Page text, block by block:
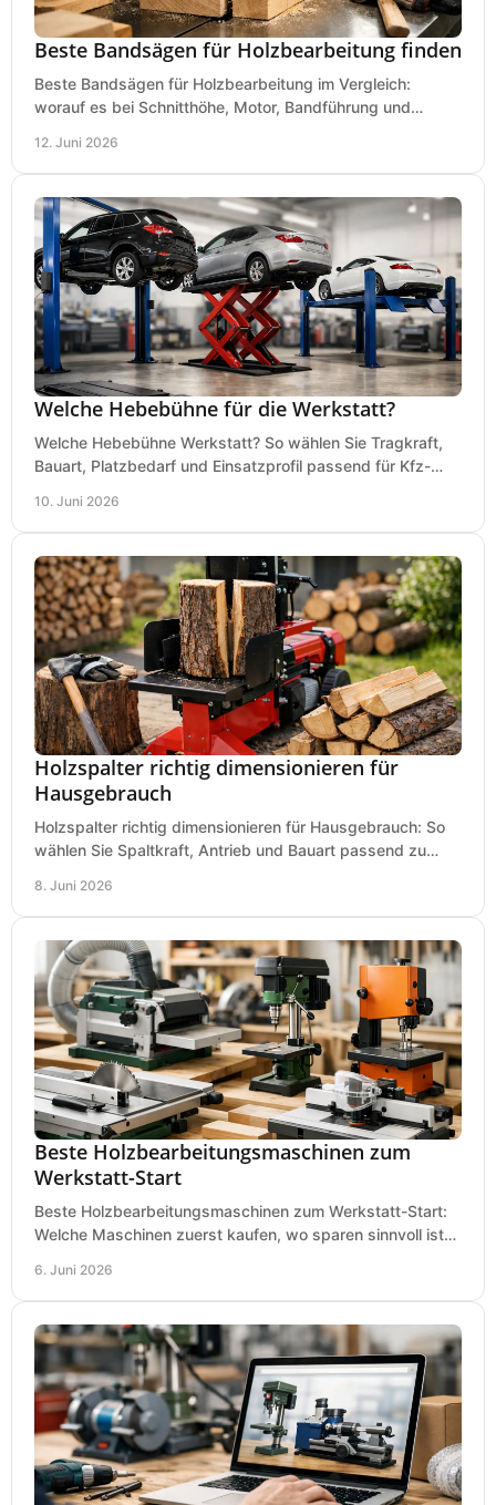
Beste Bandsägen für Holzbearbeitung finden
Beste Bandsägen für Holzbearbeitung im Vergleich:
worauf es bei Schnitthöhe, Motor, Bandführung und
12. Juni 2026
Welche Hebebühne für die Werkstatt?
Welche Hebebühne Werkstatt? So wählen Sie Tragkraft,
Bauart, Platzbedarf und Einsatzprofil passend für Kfz-
10. Juni 2026
Holzspalter richtig dimensionieren für
Hausgebrauch
Holzspalter richtig dimensionieren für Hausgebrauch: So
wählen Sie Spaltkraft, Antrieb und Bauart passend zu
8. Juni 2026
Beste Holzbearbeitungsmaschinen zum
Werkstatt-Start
Beste Holzbearbeitungsmaschinen zum Werkstatt-Start:
Welche Maschinen zuerst kaufen, wo sparen sinnvoll ist
6. Juni 2026